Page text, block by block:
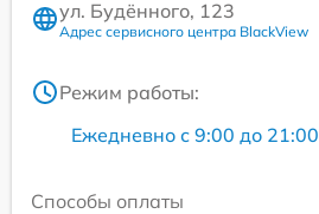
ул. Будённого, 123
Адрес сервисного центра BlackView
Режим работы:
Ежедневно с 9:00 до 21:00
Способы оплаты